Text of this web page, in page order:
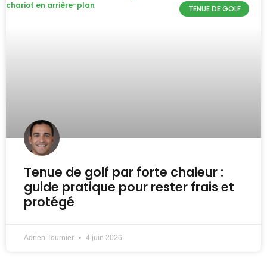
TENUE DE GOLF
Tenue de golf par forte chaleur :
guide pratique pour rester frais et
protégé
Adrien Tournier 4 juin 2026